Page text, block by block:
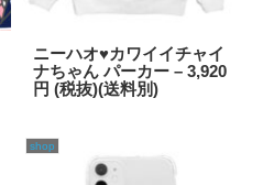
ニーハオ♥カワイイチャイ
ナちゃん パーカー – 3,920
円 (税抜)(送料別)
shop